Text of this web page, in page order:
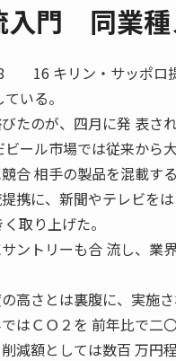
入門 同業種
16 キリン・サッポロ
いる。
たのが、四月に発 表さ
ール市場では従来から
合 相手の製品を混載す
携に、新聞やテレビを
取り上げた。
サントリーも合 流し、
高さとは裏腹に、実施
はＣＯ２を 前年比で二
減額としては数百 万円